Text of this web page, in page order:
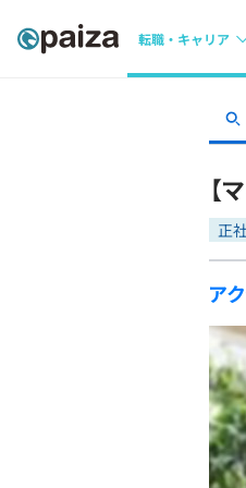
転職・キャリア
転職成功ガイド
転職エージェ
【
正
ア